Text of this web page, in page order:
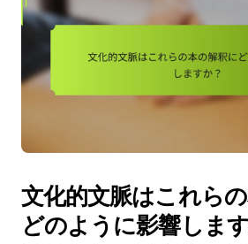
文化的文脈はこれら
どのように影響しま